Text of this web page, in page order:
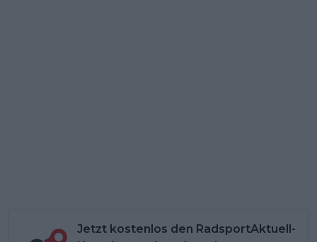
Jetzt kostenlos den RadsportAktuell-